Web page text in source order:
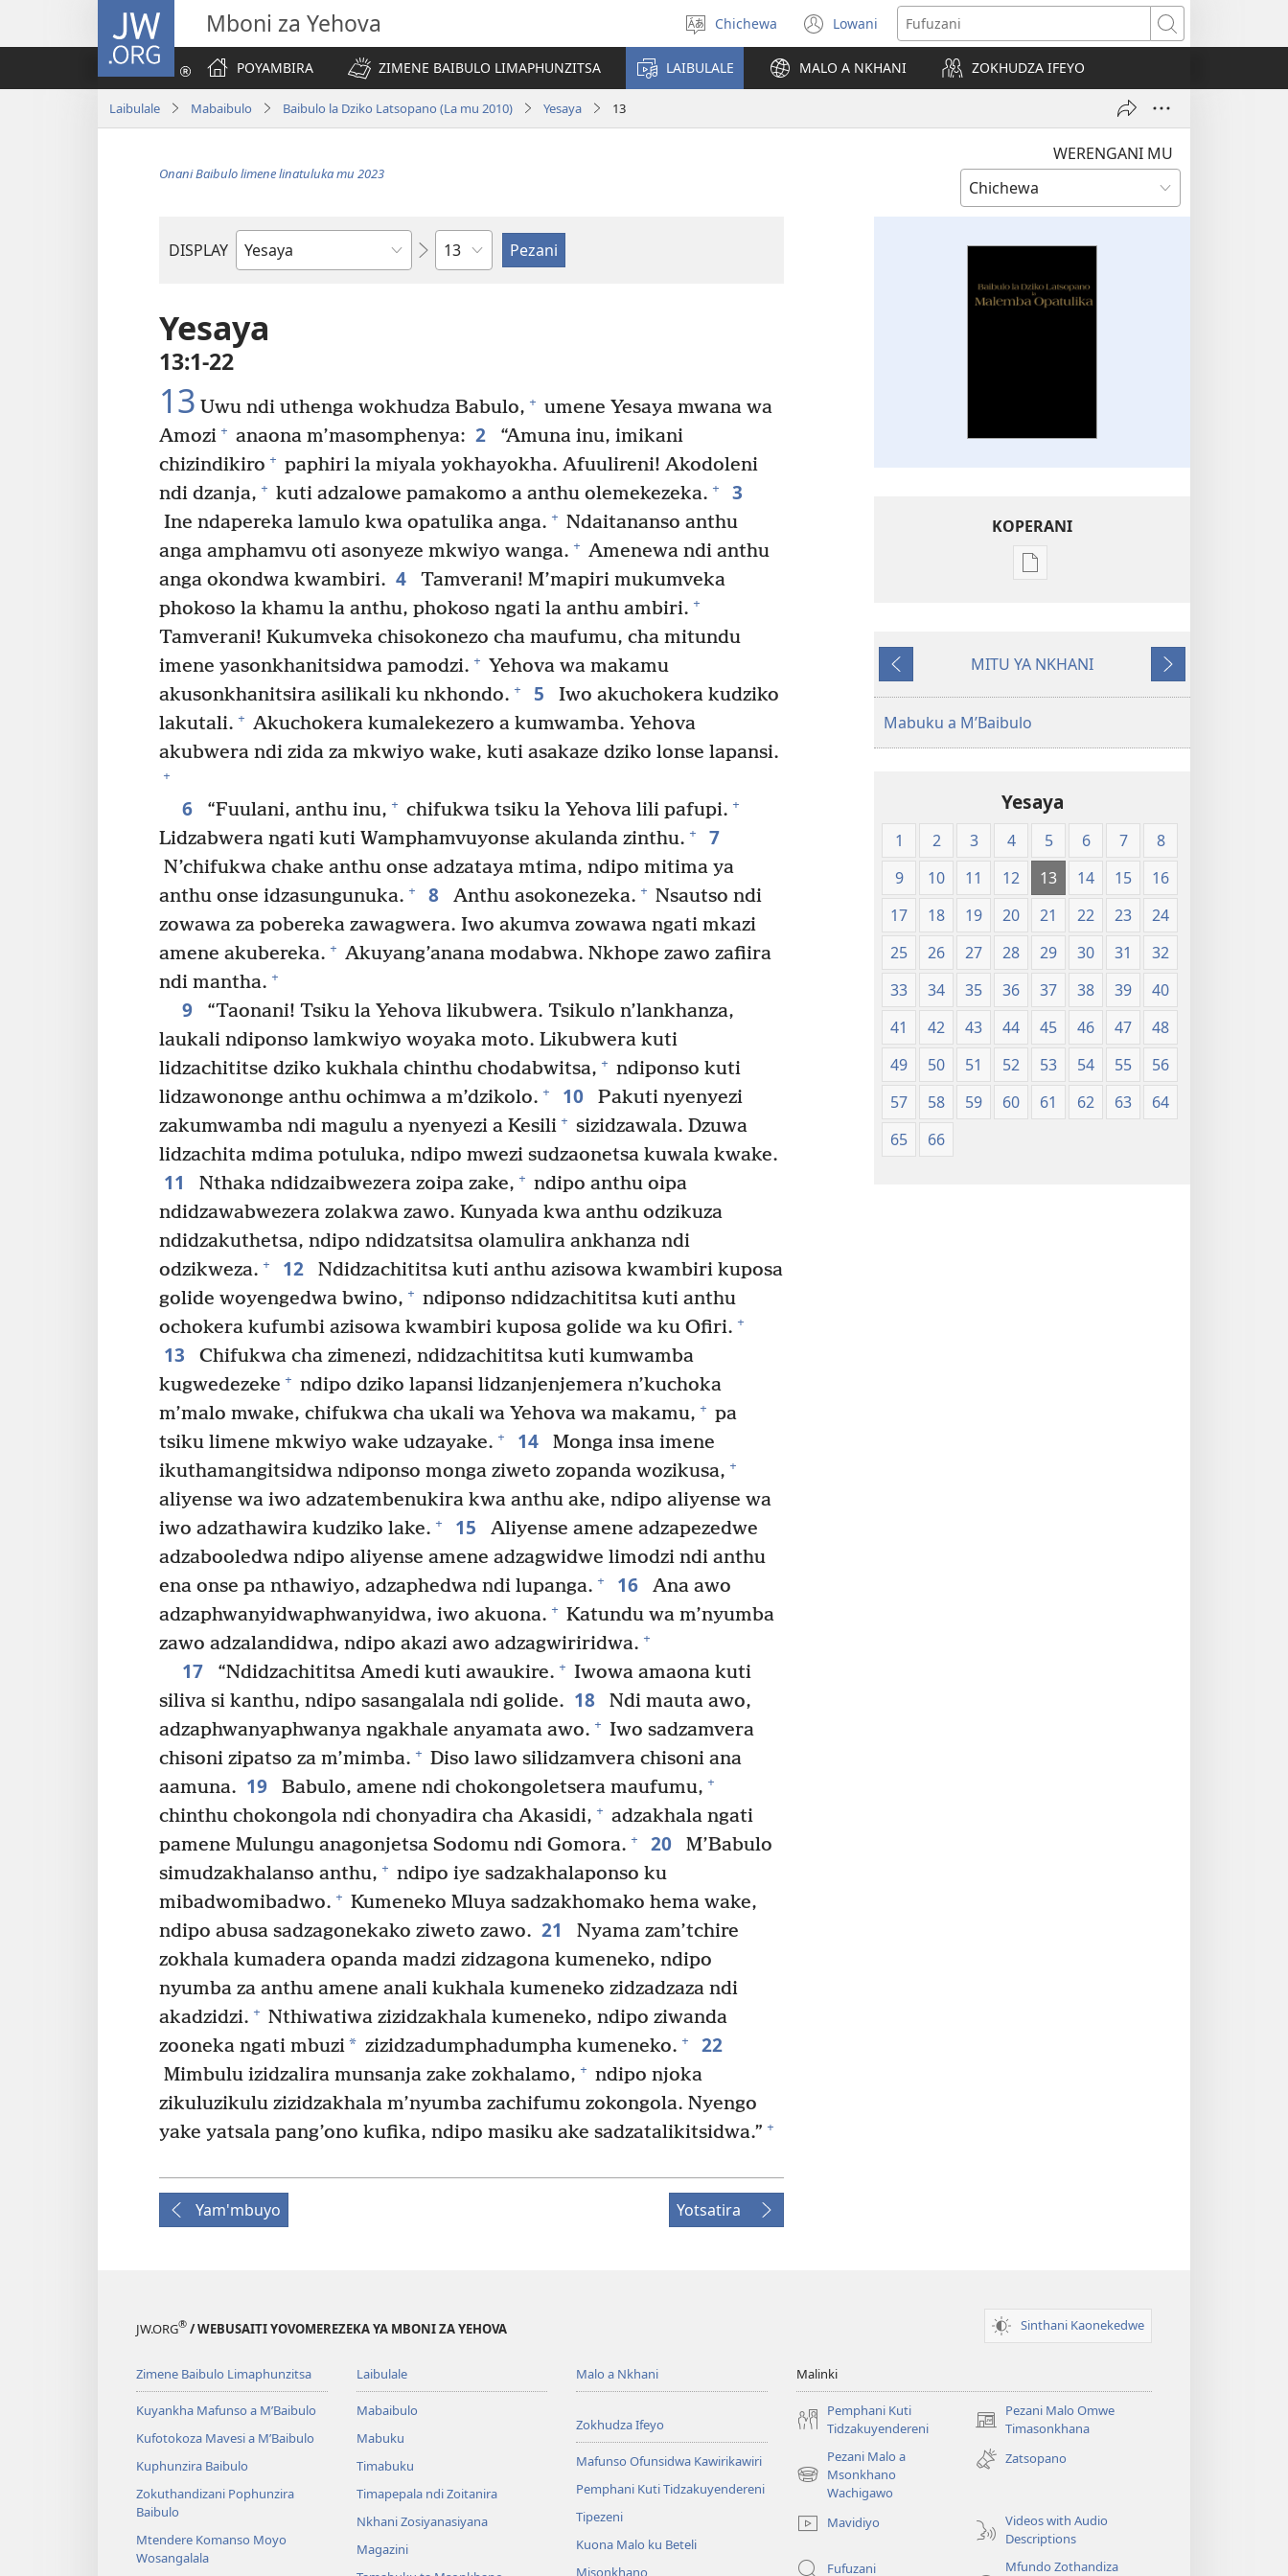
JW.ORG Mboni za Yehova
Sankhani
chinenero
Chichewa Lowani
(imatsegula
tsamba
lina)
Fufuzani
POYAMBIRA
ZIMENE BAIBULO LIMAPHUNZITSA LAIBULALE MALO A NKHANI ZOKHUDZA IFEYO
Laibulale Mabaibulo Baibulo la Dziko Latsopano (La mu 2010) Yesaya 13
WERENGANI MU
Onani Baibulo limene linatuluka mu 2023
DISPLAY
Buku
Chaputala
Yesaya
13:1-22
13 Uwu ndi uthenga wokhudza Babulo, + umene Yesaya mwana wa
Amozi + anaona m’masomphenya: 2
“Amuna inu, imikani
chizindikiro + paphiri la miyala yokhayokha. Afuulireni! Akodoleni
ndi dzanja, + kuti adzalowe pamakomo a anthu olemekezeka. + 3
Ine ndapereka lamulo kwa opatulika anga. + Ndaitananso anthu
anga amphamvu oti asonyeze mkwiyo wanga. + Amenewa ndi anthu
anga okondwa kwambiri. 4
Tamverani! M’mapiri mukumveka
phokoso la khamu la anthu, phokoso ngati la anthu ambiri. +
Tamverani! Kukumveka chisokonezo cha maufumu, cha mitundu
imene yasonkhanitsidwa pamodzi. + Yehova wa makamu
akusonkhanitsira asilikali ku nkhondo. + 5
Iwo akuchokera kudziko
lakutali. + Akuchokera kumalekezero a kumwamba. Yehova
akubwera ndi zida za mkwiyo wake, kuti asakaze dziko lonse lapansi.
+
6 “Fuulani, anthu inu, + chifukwa tsiku la Yehova lili pafupi. +
Lidzabwera ngati kuti Wamphamvuyonse akulanda zinthu. + 7
N’chifukwa chake anthu onse adzataya mtima, ndipo mitima ya
anthu onse idzasungunuka. + 8 Anthu asokonezeka. + Nsautso ndi
zowawa za pobereka zawagwera. Iwo akumva zowawa ngati mkazi
amene akubereka. + Akuyang’anana modabwa. Nkhope zawo zafiira
ndi mantha. +
9
“Taonani! Tsiku la Yehova likubwera. Tsikulo n’lankhanza,
laukali ndiponso lamkwiyo woyaka moto. Likubwera kuti
lidzachititse dziko kukhala chinthu chodabwitsa, + ndiponso kuti
lidzawononge anthu ochimwa a m’dzikolo. + 10
Pakuti nyenyezi
zakumwamba ndi magulu a nyenyezi a Kesili + sizidzawala. Dzuwa
lidzachita mdima potuluka, ndipo mwezi sudzaonetsa kuwala kwake.
11 Nthaka ndidzaibwezera zoipa zake, + ndipo anthu oipa
ndidzawabwezera zolakwa zawo. Kunyada kwa anthu odzikuza
ndidzakuthetsa, ndipo ndidzatsitsa olamulira ankhanza ndi
odzikweza. + 12
Ndidzachititsa kuti anthu azisowa kwambiri kuposa
golide woyengedwa bwino, + ndiponso ndidzachititsa kuti anthu
ochokera kufumbi azisowa kwambiri kuposa golide wa ku Ofiri. +
13
Chifukwa cha zimenezi, ndidzachititsa kuti kumwamba
kugwedezeke + ndipo dziko lapansi lidzanjenjemera n’kuchoka
m’malo mwake, chifukwa cha ukali wa Yehova wa makamu, + pa
tsiku limene mkwiyo wake udzayake. + 14
Monga insa imene
ikuthamangitsidwa ndiponso monga ziweto zopanda wozikusa, +
aliyense wa iwo adzatembenukira kwa anthu ake, ndipo aliyense wa
iwo adzathawira kudziko lake. + 15
Aliyense amene adzapezedwe
adzabooledwa ndipo aliyense amene adzagwidwe limodzi ndi anthu
ena onse pa nthawiyo, adzaphedwa ndi lupanga. + 16
Ana awo
adzaphwanyidwaphwanyidwa, iwo akuona. + Katundu wa m’nyumba
zawo adzalandidwa, ndipo akazi awo adzagwiriridwa. +
17 “Ndidzachititsa Amedi kuti awaukire. + Iwowa amaona kuti
siliva si kanthu, ndipo sasangalala ndi golide. 18
Ndi mauta awo,
adzaphwanyaphwanya ngakhale anyamata awo. + Iwo sadzamvera
chisoni zipatso za m’mimba. + Diso lawo silidzamvera chisoni ana
aamuna. 19 Babulo, amene ndi chokongoletsera maufumu, +
chinthu chokongola ndi chonyadira cha Akasidi, + adzakhala ngati
pamene Mulungu anagonjetsa Sodomu ndi Gomora. + 20
M’Babulo
simudzakhalanso anthu, + ndipo iye sadzakhalaponso ku
mibadwomibadwo. + Kumeneko Mluya sadzakhomako hema wake,
ndipo abusa sadzagonekako ziweto zawo. 21
Nyama zam’tchire
zokhala kumadera opanda madzi zidzagona kumeneko, ndipo
nyumba za anthu amene anali kukhala kumeneko zidzadzaza ndi
akadzidzi. + Nthiwatiwa zizidzakhala kumeneko, ndipo ziwanda
zooneka ngati mbuzi* zizidzadumphadumpha kumeneko. + 22
Mimbulu izidzalira munsanja zake zokhalamo, + ndipo njoka
zikuluzikulu zizidzakhala m’nyumba zachifumu zokongola. Nyengo
yake yatsala pang’ono kufika, ndipo masiku ake sadzatalikitsidwa.” +
Yam'mbuyo Yotsatira
KOPERANI
Pangani
Zinthu
la
la
Malemba
Opatulika
(Lachikuto
Chofewa)
Yam'mbuyo
MITU YA NKHANI
Yotsatira
Mabuku a M’Baibulo
Yesaya
1 2 3 4 5 6 7
8
9
10 11 12 13 14 15
16
17
18 19 20 21 22 23
24
25
26 27 28 29 30 31
32
33
34 35 36 37 38 39
40
41
42 43 44 45 46 47
48
49
50 51 52 53 54 55
56
57
58 59 60 61 62 63
64
65
66
JW.ORG® / WEBUSAITI YOVOMEREZEKA YA MBONI ZA YEHOVA Sinthani Kaonekedwe
Zimene Baibulo Limaphunzitsa
Kuyankha Mafunso a M’Baibulo
Kufotokoza Mavesi a M’Baibulo
Kuphunzira Baibulo
Zokuthandizani Pophunzira
Baibulo
Mtendere Komanso Moyo
Wosangalala
Laibulale
Mabaibulo
Mabuku
Timabuku
Timapepala ndi Zoitanira
Nkhani Zosiyanasiyana
Magazini
Malo a Nkhani
Zokhudza Ifeyo
Mafunso Ofunsidwa Kawirikawiri
Pemphani Kuti Tidzakuyendereni
Tipezeni
Kuona Malo ku Beteli
Misonkhano
Malinki
Pemphani Kuti
Tidzakuyendereni
Pezani Malo Omwe
Timasonkhana
(imatsegula
tsamba
lina)
Pezani Malo a
Msonkhano
Wachigawo
(imatsegula
tsamba
lina)
Zatsopano
Mavidiyo
Videos with Audio
Descriptions
Fufuzani
Mfundo Zothandiza